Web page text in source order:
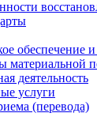
обеспечение
материальной
деятельность
услуги
(перевода)